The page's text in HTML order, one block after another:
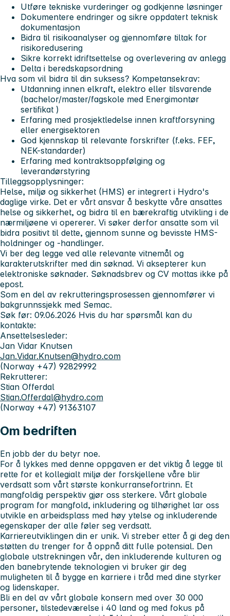
Utføre tekniske vurderinger og godkjenne løsninger
Dokumentere endringer og sikre oppdatert teknisk
dokumentasjon
Bidra til risikoanalyser og gjennomføre tiltak for
risikoredusering
Sikre korrekt idriftsettelse og overlevering av anlegg
Delta i beredskapsordning
Hva som vil bidra til din suksess? Kompetansekrav:
Utdanning innen elkraft, elektro eller tilsvarende
(bachelor/master/fagskole med Energimontør
sertifikat )
Erfaring med prosjektledelse innen kraftforsyning
eller energisektoren
God kjennskap til relevante forskrifter (f.eks. FEF,
NEK-standarder)
Erfaring med kontraktsoppfølging og
leverandørstyring
Tilleggsopplysninger:
Helse, miljø og sikkerhet (HMS) er integrert i Hydro's
daglige virke. Det er vårt ansvar å beskytte våre ansattes
helse og sikkerhet, og bidra til en bærekraftig utvikling i de
nærmiljøene vi opererer. Vi søker derfor ansatte som vil
bidra positivt til dette, gjennom sunne og bevisste HMS-
holdninger og -handlinger.
Vi ber deg legge ved alle relevante vitnemål og
karakterutskrifter med din søknad. Vi aksepterer kun
elektroniske søknader. Søknadsbrev og CV mottas ikke på
epost.
Som en del av rekrutteringsprosessen gjennomfører vi
bakgrunnssjekk med Semac.
Søk før: 09.06.2026 Hvis du har spørsmål kan du
kontakte:
Ansettelsesleder:
Jan Vidar Knutsen
Jan.Vidar.Knutsen@hydro.com
(Norway +47) 92829992
Rekrutterer:
Stian Offerdal
Stian.Offerdal@hydro.com
(Norway +47) 91363107
Om bedriften
En jobb der du betyr noe.
For å lykkes med denne oppgaven er det viktig å legge til
rette for et kollegialt miljø der forskjellene våre blir
verdsatt som vårt største konkurransefortrinn. Et
mangfoldig perspektiv gjør oss sterkere. Vårt globale
program for mangfold, inkludering og tilhørighet lar oss
utvikle en arbeidsplass med høy ytelse og inkluderende
egenskaper der alle føler seg verdsatt.
Karriereutviklingen din er unik. Vi streber etter å gi deg den
støtten du trenger for å oppnå ditt fulle potensial. Den
globale utstrekningen vår, den inkluderende kulturen og
den banebrytende teknologien vi bruker gir deg
muligheten til å bygge en karriere i tråd med dine styrker
og lidenskaper.
Bli en del av vårt globale konsern med over 30 000
personer, tilstedeværelse i 40 land og med fokus på